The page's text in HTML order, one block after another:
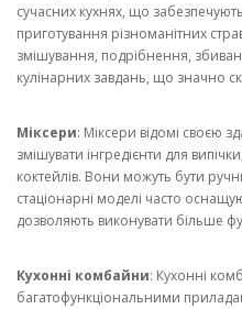
сучасних кухнях, що забезпечують
приготування різноманітних
змішування, подрібнення,
кулінарних завдань, що значно
Міксери: Міксери відомі своєю
змішувати інгредієнти для
коктейлів. Вони можуть бути
стаціонарні моделі часто
дозволяють виконувати більше
Кухонні комбайни: Кухонні
багатофункціональними